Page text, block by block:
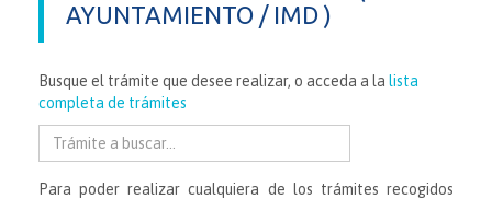
AYUNTAMIENTO / IMD )
Busque el trámite que desee realizar, o acceda a la lista
completa de trámites
Para poder realizar cualquiera de los trámites recogidos